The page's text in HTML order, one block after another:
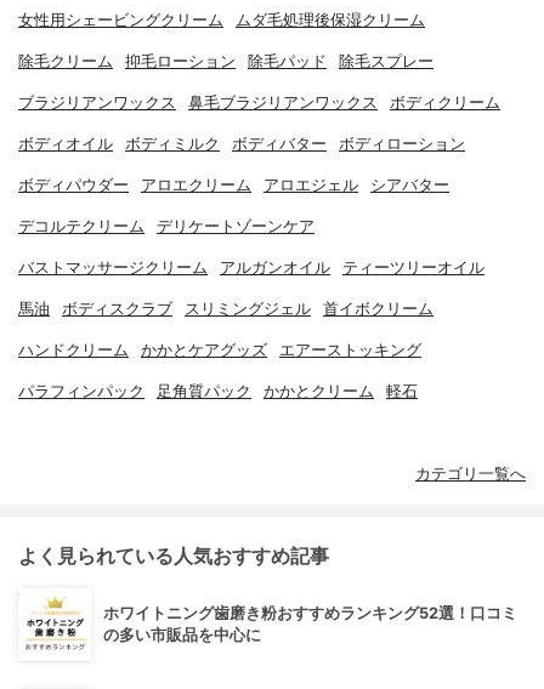
女性用シェービングクリーム ムダ毛処理後保湿クリーム
除毛クリーム 抑毛ローション 除毛パッド 除毛スプレー
ブラジリアンワックス 鼻毛ブラジリアンワックス ボディクリーム
ボディオイル ボディミルク ボディバター ボディローション
ボディパウダー アロエクリーム アロエジェル シアバター
デコルテクリーム デリケートゾーンケア
バストマッサージクリーム アルガンオイル ティーツリーオイル
馬油 ボディスクラブ スリミングジェル 首イボクリーム
ハンドクリーム かかとケアグッズ エアーストッキング
パラフィンパック 足角質パック かかとクリーム 軽石
カテゴリ一覧へ
よく見られている人気おすすめ記事
ホワイトニング歯磨き粉おすすめランキング52選！口コミ
の多い市販品を中心に